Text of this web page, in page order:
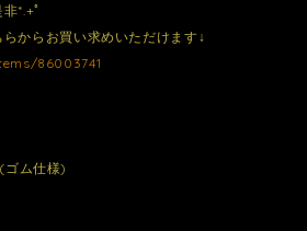
*.+ﾟ
からお買い求めいただけます↓
86003741
ゴム仕様)